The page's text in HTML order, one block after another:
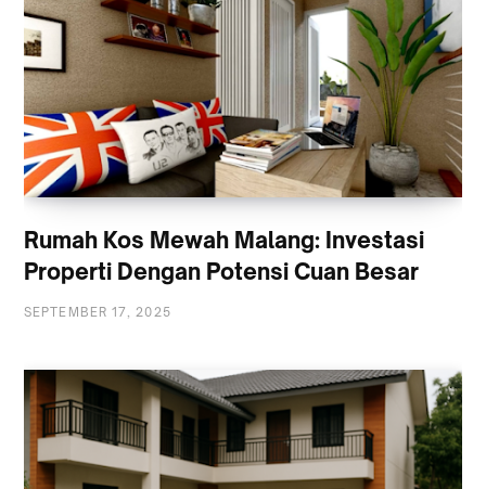
Rumah Kos Mewah Malang: Investasi
Properti Dengan Potensi Cuan Besar
SEPTEMBER 17, 2025